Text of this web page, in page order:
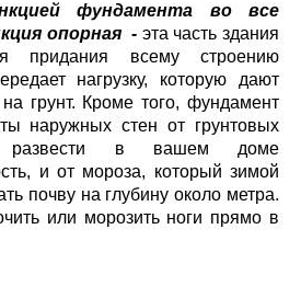
фундамента во все
опорная- эта часть здания
придания всему строению
нагрузку, которую дают
грунт. Кроме того, фундамент
наружных стен от грунтовых
развести в вашем доме
и от мороза, который зимой
почву на глубину около метра.
или морозить ноги прямо в